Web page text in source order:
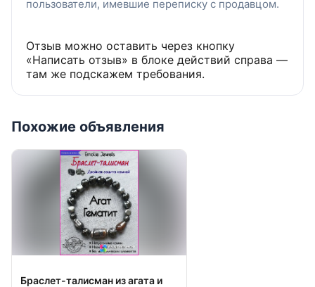
приятный сюрприз для себя. Он добавит
возможность приобрести это уникальное
украшение!
Комплект "The Bug" готов к заказу на
Wildberries, артикул: 109053411
пользователи, имевшие переписку с продавцом.
Отзыв можно оставить через кнопку
«Написать отзыв» в блоке действий справа —
там же подскажем требования.
Похожие объявления
Браслет-талисман из агата и